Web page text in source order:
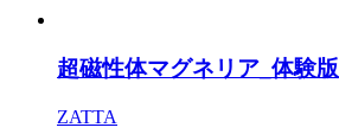
超磁性体マグネリア_体験版
ZATTA